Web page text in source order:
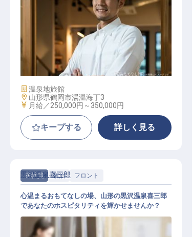
調理 幹部候補
施設業態
温泉地旅館
勤務地
山形県鶴岡市湯温海丁3
給与
月給／250,000円～ 350,000円
キープする 詳しく見る
正社員 宿泊 フロント
黒沢温泉喜三郎
心温まるおもてなしの場、山形の黒沢温泉喜三郎
であなたのホスピタリティを輝かせませんか？